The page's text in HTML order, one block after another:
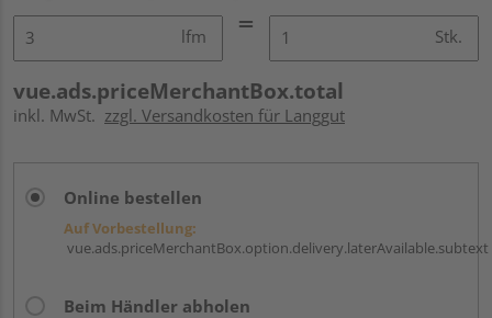
lfm Stk.
vue.ads.priceMerchantBox.total
inkl. MwSt. zzgl. Versandkosten für Langgut
Online bestellen
Auf Vorbestellung:
vue.ads.priceMerchantBox.option.delivery.laterAvailable.subtext
Beim Händler abholen